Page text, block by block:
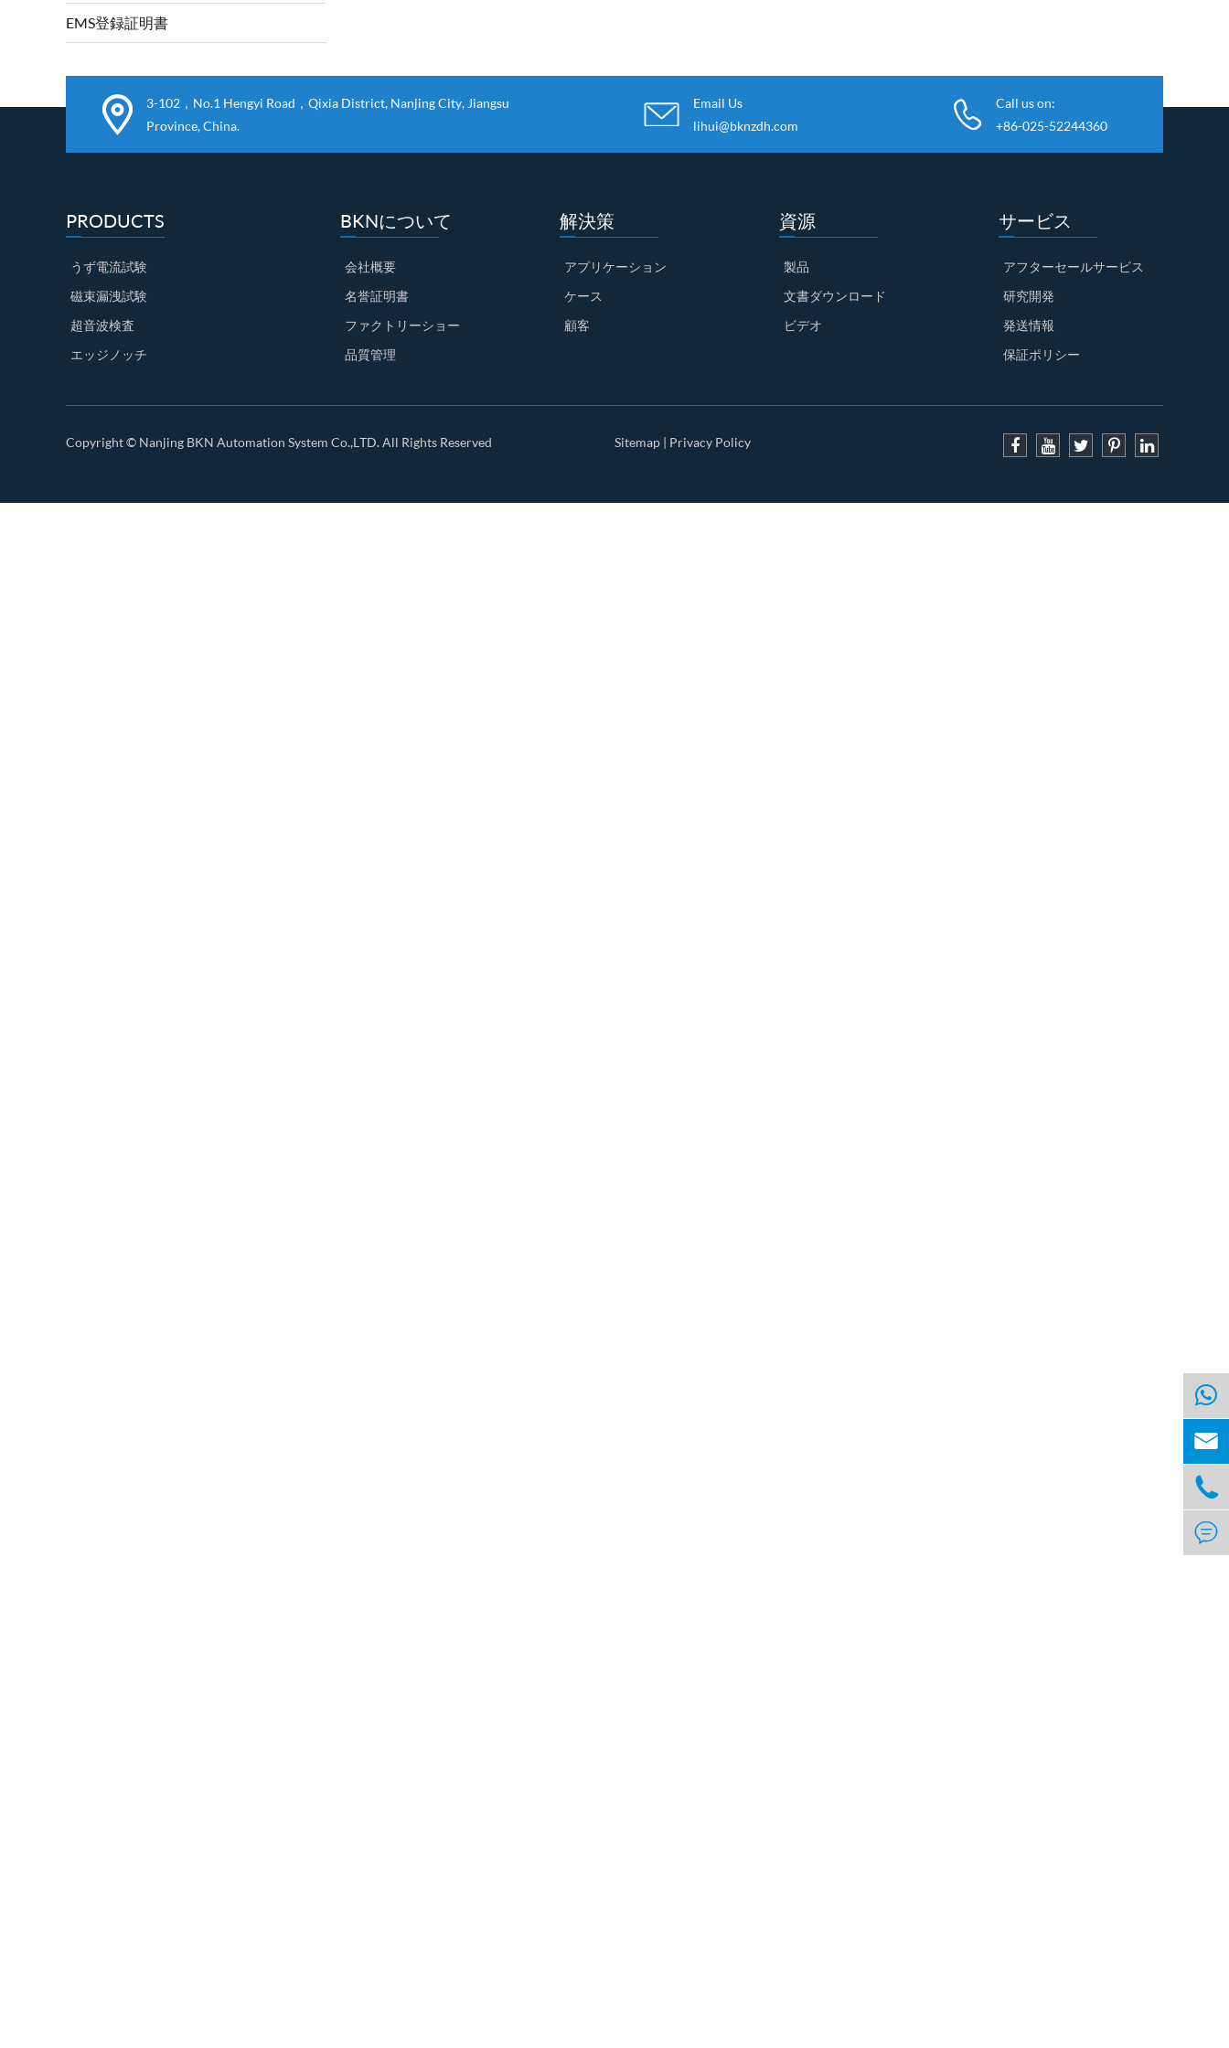
EMS登録証明書
3-102，No.1 Hengyi Road，Qixia District, Nanjing City, Jiangsu
Province, China.
Email Us
lihui@bknzdh.com
Call us on:
+86-025-52244360
PRODUCTS
うず電流試験
磁束漏洩試験
超音波検査
エッジノッチ
BKNについて
会社概要
名誉証明書
ファクトリーショー
品質管理
解決策
アプリケーション
ケース
顧客
資源
製品
文書ダウンロード
ビデオ
サービス
アフターセールサービス
研究開発
発送情報
保証ポリシー
Copyright © Nanjing BKN Automation System Co.,LTD.All Rights Reserved Sitemap | Privacy Policy


